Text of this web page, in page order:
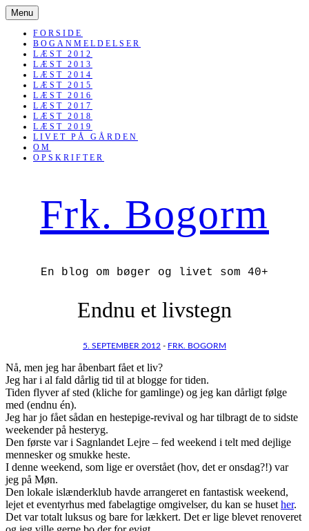
Menu SKIP
TO
CONTENT
FORSIDE
BOGANMELDELSER
LÆST 2012
LÆST 2013
LÆST 2014
LÆST 2015
LÆST 2016
LÆST 2017
LÆST 2018
LÆST 2019
LIVET PÅ GÅRDEN
OM
OPSKRIFTER
Frk. Bogorm
En blog om bøger og livet som 40+
Endnu et livstegn
5. SEPTEMBER 2012 - FRK. BOGORM
Nå, men jeg har åbenbart fået et liv?
Jeg har i al fald dårlig tid til at blogge for tiden.
Tiden flyver af sted (kliche for gamlinge) og jeg kan dårligt følge
med (endnu én).
Jeg har jo fået sådan en hestepige-revival og har tilbragt de to sidste
weekender på hesteryg.
Den første var i Sagnlandet Lejre – fed weekend i telt med dejlige
mennesker og smukke heste.
I denne weekend, som lige er overstået (hov, det er onsdag?!) var
jeg på Møn.
Den lokale islænderklub havde arrangeret en fantastisk weekend,
lejet et eventyrhus med fabelagtige omgivelser, du kan se husether.
Det var totalt luksus og bare for lækkert. Det er lige blevet renoveret